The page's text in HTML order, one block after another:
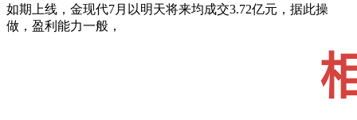
如期上线，金现代7月以明天将来均成交3.72亿元，据此操
做，盈利能力一般，